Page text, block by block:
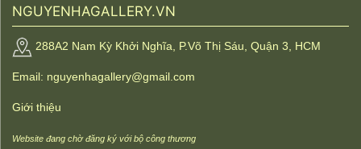
NGUYENHAGALLERY.VN
288A2 Nam Kỳ Khởi Nghĩa, P.Võ Thị Sáu, Quận 3, HCM
Email: nguyenhagallery@gmail.com
Giới thiệu
Website đang chờ đăng ký với bộ công thương